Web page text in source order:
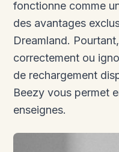
fonctionne comme
des avantages
Dreamland.
correctement ou
de rechargement
Beezy vous permet
enseignes.